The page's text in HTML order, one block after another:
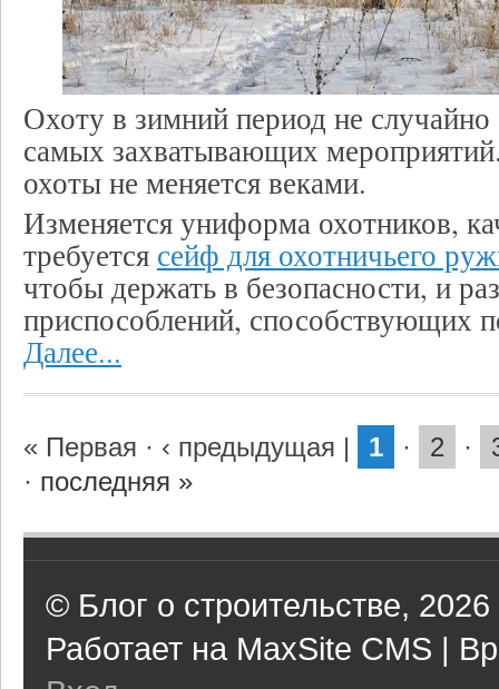
Охоту в зимний период не
самых захватывающих
охоты не меняется веками.
Изменяется униформа охотников,
требуется сейф для охотничьего
чтобы держать в безопасности, и
приспособлений, способствующих
Далее...
« Первая · ‹ предыдущая | 1 · 2 ·
· последняя »
© Блог о строительстве, 2026
Работает на MaxSite CMS |